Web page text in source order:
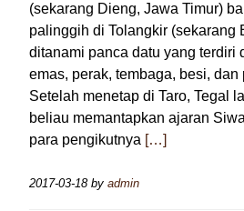
(sekarang Dieng, Jawa Timur)
palinggih di Tolangkir (sekarang
ditanami panca datu yang terdiri
emas, perak, tembaga, besi, dan
Setelah menetap di Taro, Tegal
beliau memantapkan ajaran
para pengikutnya […]
2017-03-18by admin